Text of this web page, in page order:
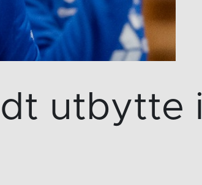
utbytte i